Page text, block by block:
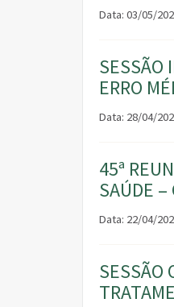
Data: 03/05/
SESSÃO
ERRO
Data: 28/04/
45ª
SAÚDE –
Data: 22/04/
SESSÃO